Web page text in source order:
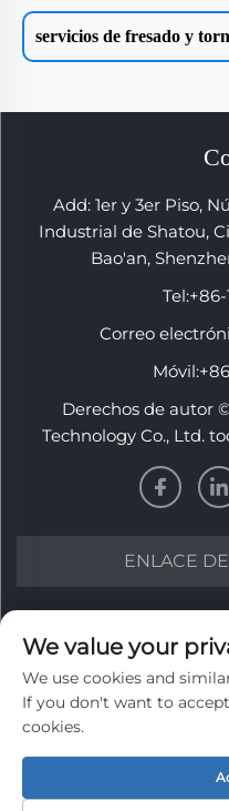
servicios de fresado y
Add: 1er y 3er Piso,
Industrial de Shatou,
Bao'an,
Tel:
Correo
Móvil:
Derechos de autor
Technology Co., Ltd.
ENLACE
Regístrate para
We value your
We use cookies and
If you don't want to
cookies.